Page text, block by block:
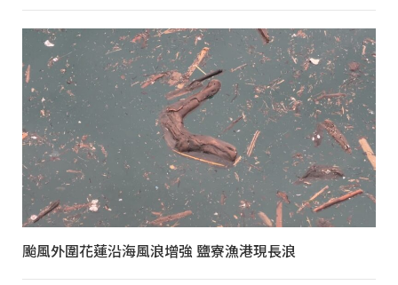
颱風外圍花蓮沿海風浪增強 鹽寮漁港現長浪